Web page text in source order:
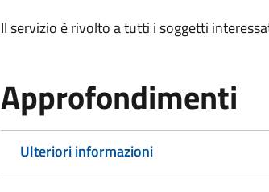
Il servizio è rivolto a tutti i soggetti
Approfondimenti
Ulteriori informazioni